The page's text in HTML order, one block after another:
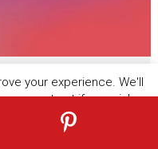
de nem tűnik
your experience. We'll
can opt-out if you wish.